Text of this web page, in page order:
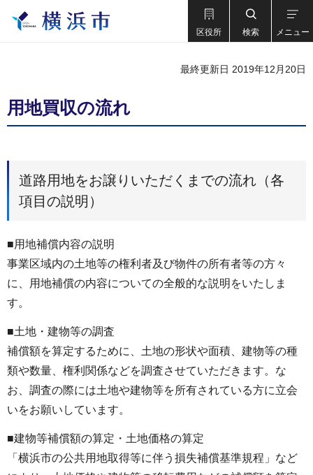
区役所 検索 メニュー
最終更新日 2019年12月20日
用地買収の流れ
道路用地をお譲りいただくまでの流れ（各
項目の説明）
■用地補償内容の説明
事業区域内の土地等の権利者及び物件の所有者等の方々
に、用地補償の内容についての全般的な説明をいたしま
す。
■土地・建物等の調査
補償額を算定するために、土地の形状や面積、建物等の種
類や数量、権利関係などを調査させていただきます。な
お、調査の際には土地や建物等を所有されている方に立会
いをお願いしています。
■建物等補償額の算定・土地価格の算定
「横浜市の公共用地取得等に伴う損失補償基準規程」など